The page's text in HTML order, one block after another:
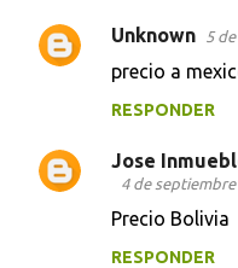
Unknown 5
precio a
RESPONDER
Jose
4 de septiembre
Precio Bolivia
RESPONDER